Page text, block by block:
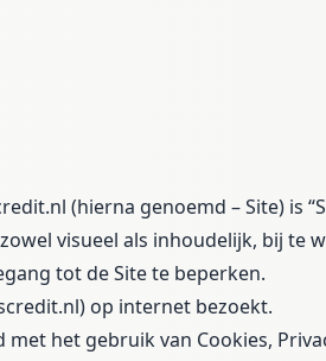
(hierna genoemd – Site) is
visueel als inhoudelijk, bij te
tot de Site te beperken.
op internet bezoekt.
het gebruik van Cookies,